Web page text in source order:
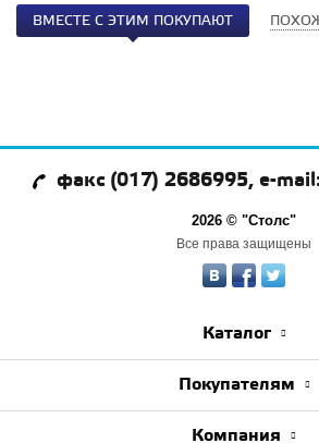
ВМЕСТЕ С ЭТИМ ПОКУПАЮТ
факс (017) 2686995, e-
2026 © "Столс"
Все права защищены
Каталог
Покупателям
Компания